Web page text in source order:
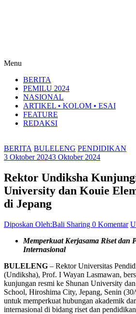
Menu
BERITA
PEMILU 2024
NASIONAL
ARTIKEL • KOLOM • ESAI
FEATURE
REDAKSI
BERITA BULELENG PENDIDIKAN
3 Oktober 20243 Oktober 2024
Rektor Undiksha
University dan Kouie
di Jepang
Diposkan Oleh:Bali Sharing 0 Komentar
Memperkuat Kerjasama Riset dan
Internasional
BULELENG – Rektor Universitas
(Undiksha), Prof. I Wayan Lasmawan,
kunjungan resmi ke Shunan University
School, Hiroshima City, Jepang, Senin
untuk memperkuat hubungan akademik
internasional di bidang riset dan